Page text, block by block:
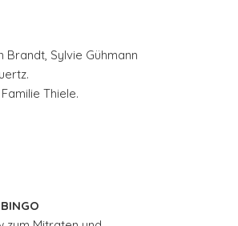
Brandt, Sylvie Gühmann
Thiele.